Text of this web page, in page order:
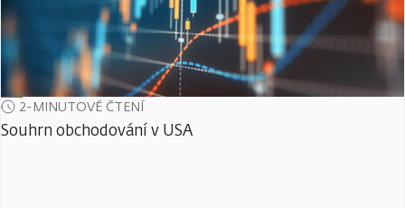
2-MINUTOVÉ ČTENÍ
Souhrn obchodování v USA